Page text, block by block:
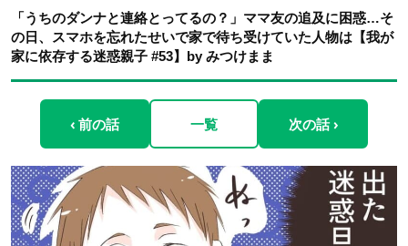
「うちのダンナと連絡とってるの？」ママ友の追及に困惑…そ
の日、スマホを忘れたせいで家で待ち受けていた人物は【我が
家に依存する迷惑親子 #53】by みつけまま
‹ 前の話 一覧 次の話 ›